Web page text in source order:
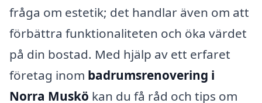
fråga om estetik; det handlar även om att
förbättra funktionaliteten och öka värdet
på din bostad. Med hjälp av ett erfaret
företag inom badrumsrenovering i
Norra Muskö kan du få råd och tips om